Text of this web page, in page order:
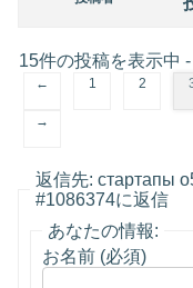
15件の投稿を表示中
← 1 2
→
返信先: стартапы
#1086374に返信
あなたの情報:
お名前 (必須)